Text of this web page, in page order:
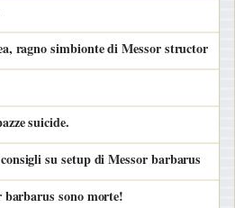
ragno simbionte di Messor structor
suicide.
su setup di Messor barbarus
barbarus sono morte!